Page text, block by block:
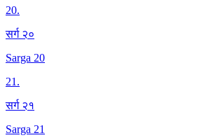
20.
सर्ग २०
Sarga 20
21.
सर्ग २१
Sarga 21